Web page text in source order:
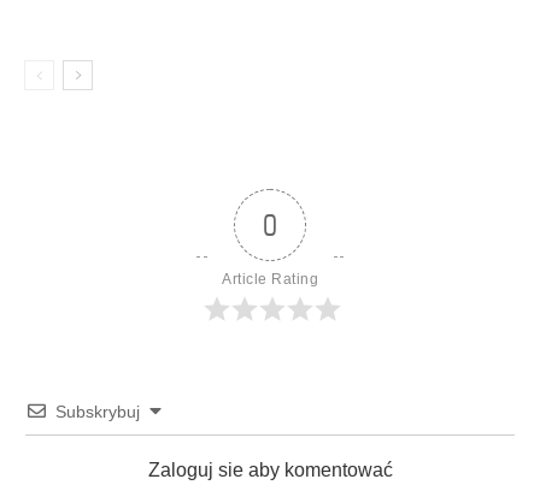
0
Article Rating
Subskrybuj
Zaloguj sie aby komentować